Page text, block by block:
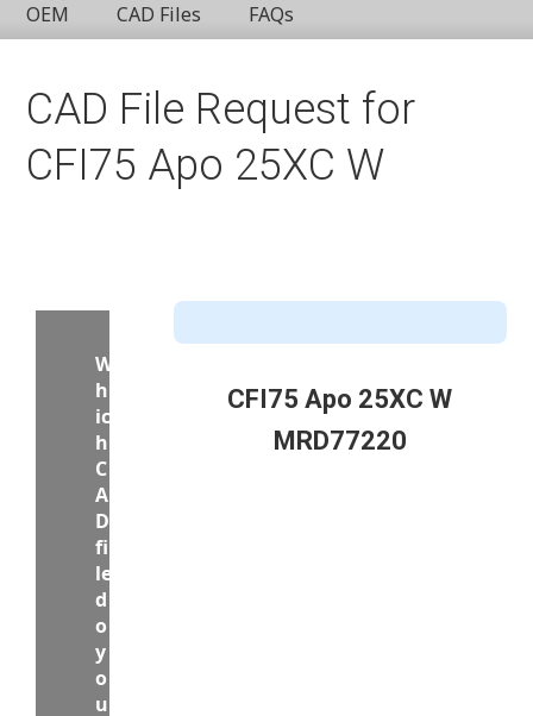
OEM CAD Files FAQs
CAD File Request for
CFI75 Apo 25XC W
CFI75 Apo 25XC W
MRD77220